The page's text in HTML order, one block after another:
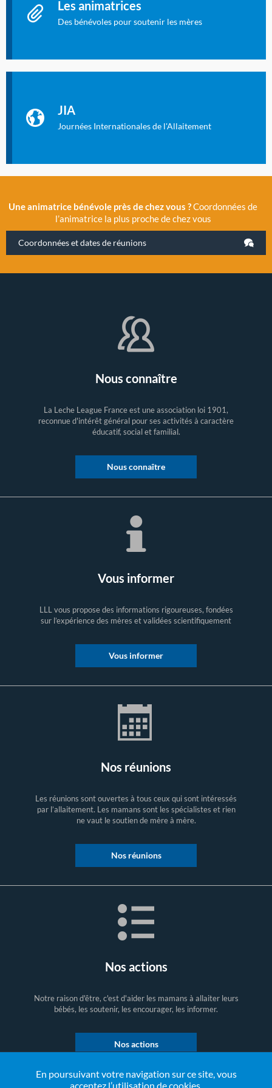
En poursuivant votre navigation sur ce site, vous
acceptez l’utilisation de cookies.
Les animatrices
Des bénévoles pour soutenir les mères
JIA
Journées Internationales de l'Allaitement
2019 la 11e Journée Internationale de l’Allaitement, un
évènement exceptionnel organisé par LLL France.
Une animatrice bénévole près de chez vous ?Coordonnées de
l’animatrice la plus proche de chez vous
Coordonnées et dates de réunions
Nous connaître
La Leche League France est une association loi 1901,
reconnue d'intérêt général pour ses activités à caractère
éducatif, social et familial.
Nous connaître
Vous informer
LLL vous propose des informations rigoureuses, fondées
sur l’expérience des mères et validées scientifiquement
Vous informer
Nos réunions
Les réunions sont ouvertes à tous ceux qui sont intéressés
par l’allaitement. Les mamans sont les spécialistes et rien
ne vaut le soutien de mère à mère.
Nos réunions
Nos actions
Notre raison d'être, c'est d'aider les mamans à allaiter leurs
bébés, les soutenir, les encourager, les informer.
Nos actions